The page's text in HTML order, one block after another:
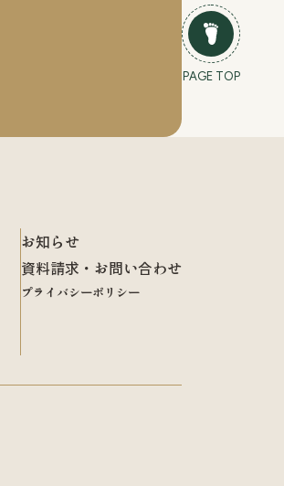
PAGE TOP
お知らせ
資料請求・お問い合わせ
プライバシーポリシー